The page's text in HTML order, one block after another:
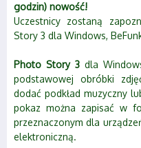
godzin) nowość!
Uczestnicy zostaną
Story 3 dla Windows,
Photo Story 3 dla
podstawowej obróbki
dodać podkład muzyczny
pokaz można zapisać w
przeznaczonym dla
elektroniczną.